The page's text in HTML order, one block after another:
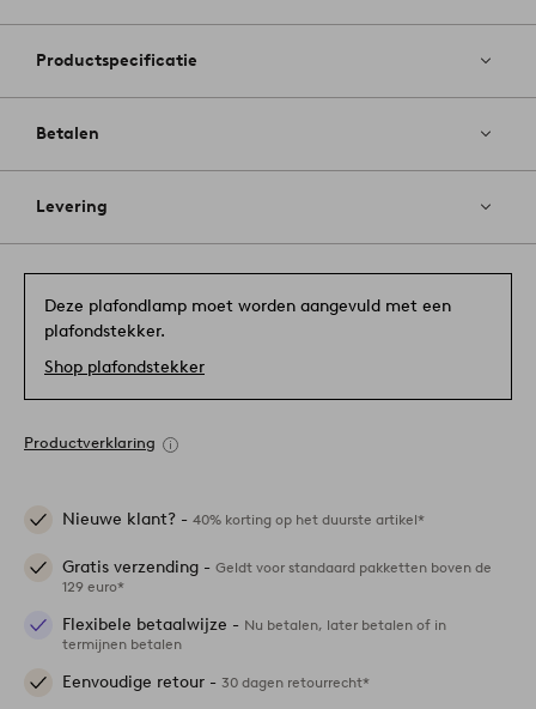
Productspecificatie
Betalen
Levering
Deze plafondlamp moet worden aangevuld met een
plafondstekker.
Shop plafondstekker
Productverklaring
Nieuwe klant? - 40% korting op het duurste artikel*
Gratis verzending - Geldt voor standaard pakketten boven de
129 euro*
Flexibele betaalwijze - Nu betalen, later betalen of in
termijnen betalen
Eenvoudige retour - 30 dagen retourrecht*